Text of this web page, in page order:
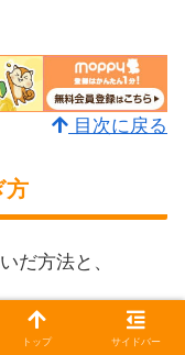
目次に戻る
方
だ方法と、
トップ サイドバー